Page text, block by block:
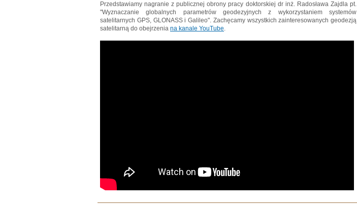
Przedstawiamy nagranie z publicznej obrony pracy doktorskiej dr inż. Radosława Zajdla pt.
"Wyznaczanie globalnych parametrów geodezyjnych z wykorzystaniem systemów
satelitarnych GPS, GLONASS i Galileo". Zachęcamy wszystkich zainteresowanych geodezją
satelitarną do obejrzenia na kanale YouTube.